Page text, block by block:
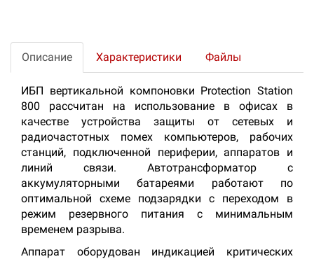
Описание Характеристики Файлы
ИБП вертикальной компоновки Protection Station
800 рассчитан на использование в офисах в
качестве устройства защиты от сетевых и
радиочастотных помех компьютеров, рабочих
станций, подключенной периферии, аппаратов и
линий связи. Автотрансформатор с
аккумуляторными батареями работают по
оптимальной схеме подзарядки с переходом в
режим резервного питания с минимальным
временем разрыва.
Аппарат оборудован индикацией критических